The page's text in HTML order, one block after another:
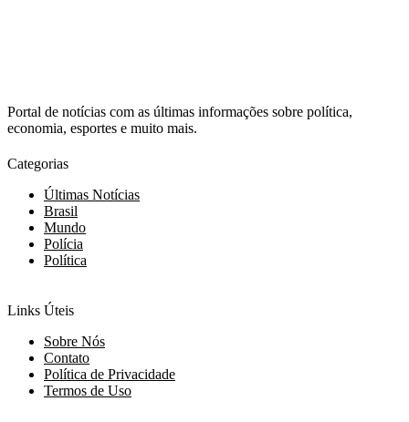
Portal de notícias com as últimas informações sobre política,
economia, esportes e muito mais.
Categorias
Últimas Notícias
Brasil
Mundo
Polícia
Política
Links Úteis
Sobre Nós
Contato
Política de Privacidade
Termos de Uso